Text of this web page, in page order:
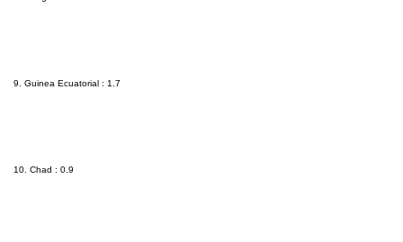
9. Guinea Ecuatorial : 1.7
10. Chad : 0.9